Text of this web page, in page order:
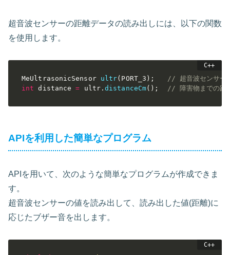
超音波センサーの距離データの読み出しには、以下の関数
を使用します。
MeUltrasonicSensor ultr( PORT_3 ) ;
// 超音波センサー
int distance = ultr.distanceCm( ) ; // 障害物までの距
APIを利用した簡単なプログラム
APIを用いて、次のような簡単なプログラムが作成できま
す。
超音波センサーの値を読み出して、読み出した値(距離)に
応じたブザー音を出します。